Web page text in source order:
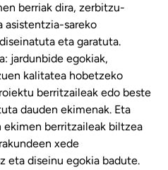
berriak dira, zerbitzu-
asistentzia-sareko
eta garatuta.
jardunbide egokiak,
kalitatea hobetzeko
berritzaileak edo beste
dauden ekimenak. Eta
berritzaileak biltzea
xede
eta diseinu egokia badute.